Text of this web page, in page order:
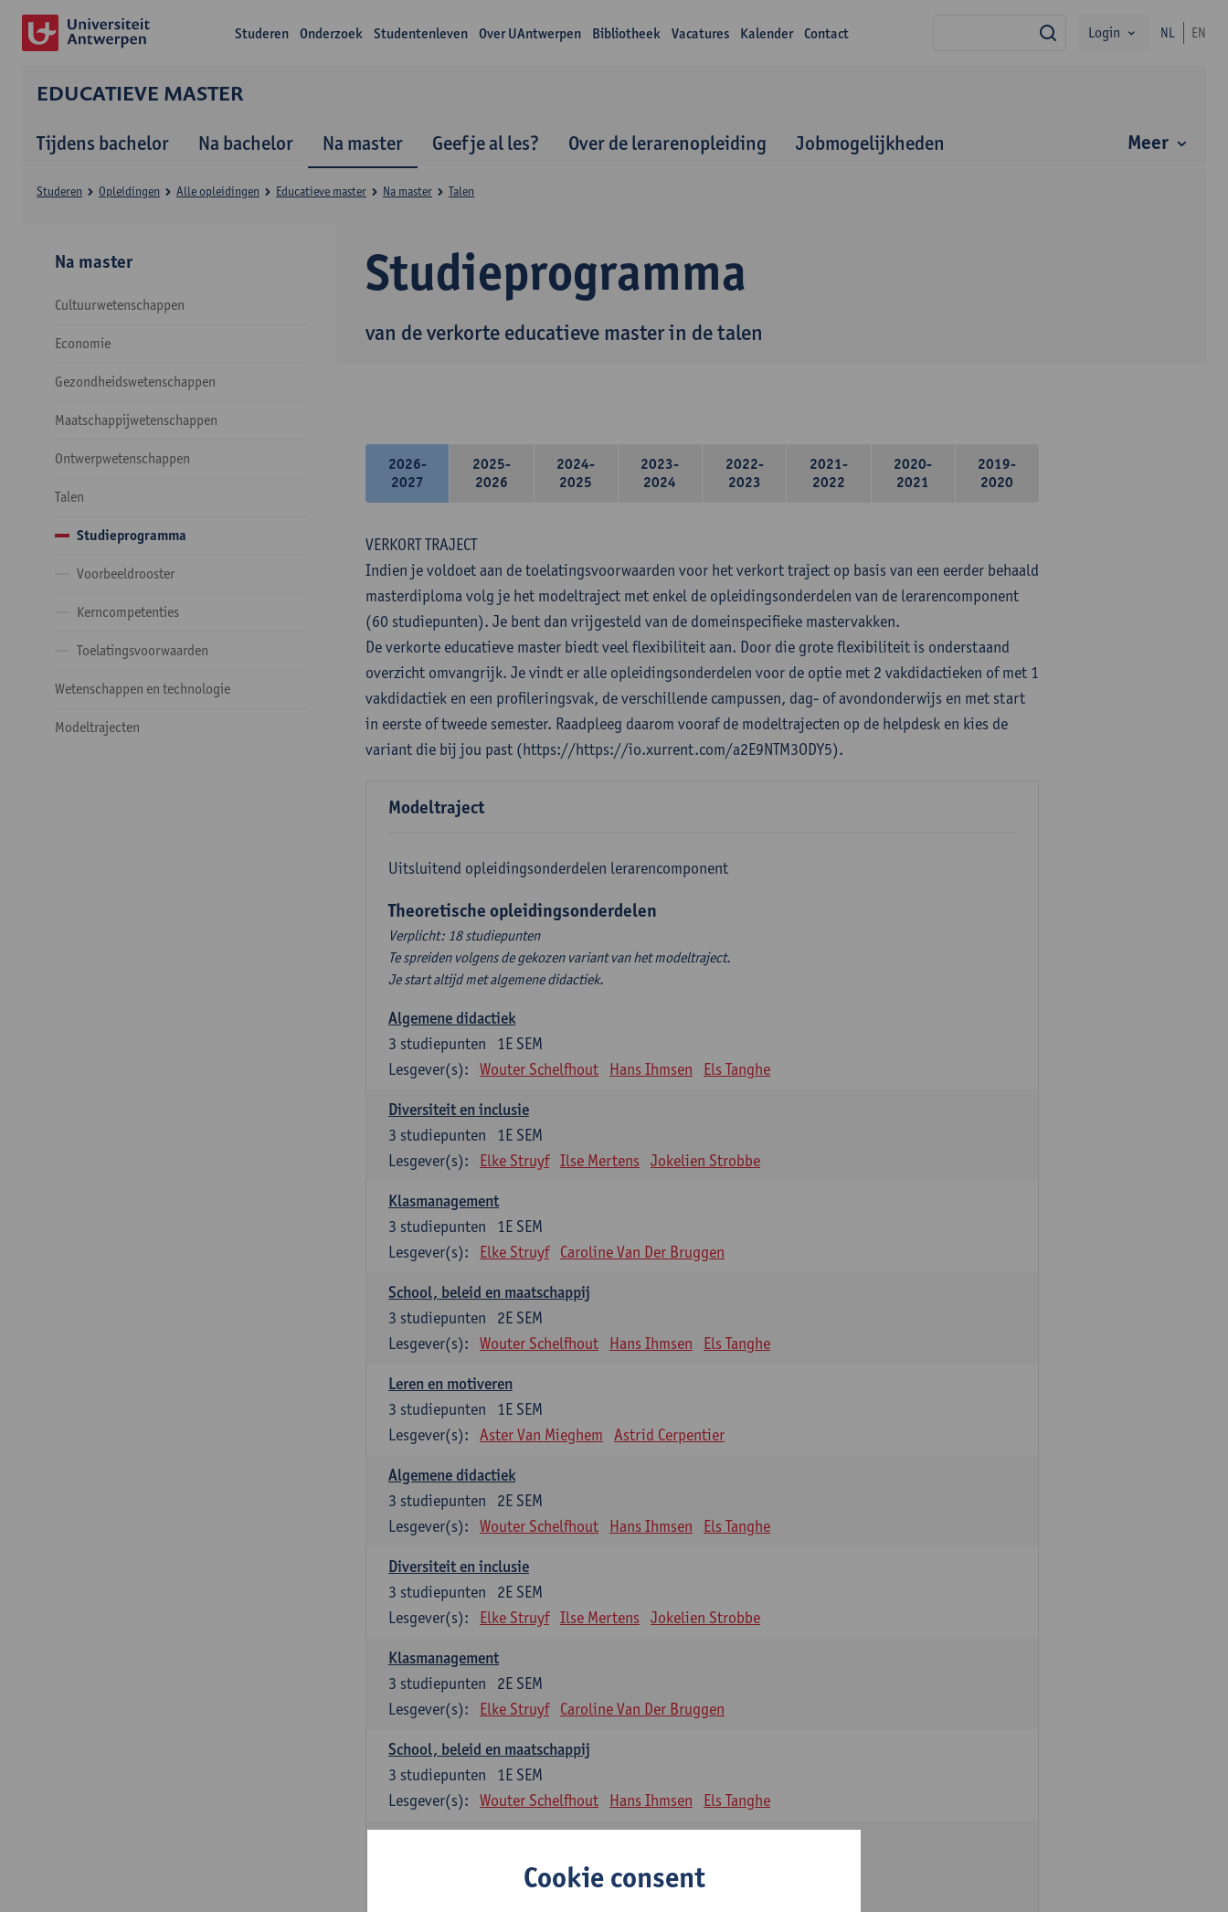
Studeren Onderzoek Studentenleven Over UAntwerpen Bibliotheek Vacatures Kalender Contact zoekLogin NL EN
EDUCATIEVE MASTER
Tijdens bachelor Na bachelor Na master Geef je al les? Over de lerarenopleiding Jobmogelijkheden Meer
Studieprogramma
van de verkorte educatieve master in de talen
Studeren Opleidingen Alle opleidingen Educatieve master Na master Talen
Na master
Cultuurwetenschappen
Economie
Gezondheidswetenschappen
Maatschappijwetenschappen
Ontwerpwetenschappen
Talen
Studieprogramma
Voorbeeldrooster
Kerncompetenties
Toelatingsvoorwaarden
Wetenschappen en technologie
Modeltrajecten
2026-
2027
2025-
2026
2024-
2025
2023-
2024
2022-
2023
2021-
2022
2020-
2021
2019-
2020
VERKORT TRAJECT
Indien je voldoet aan de toelatingsvoorwaarden voor het verkort traject op basis van een eerder behaald
masterdiploma volg je het modeltraject met enkel de opleidingsonderdelen van de lerarencomponent
(60 studiepunten). Je bent dan vrijgesteld van de domeinspecifieke mastervakken.
De verkorte educatieve master biedt veel flexibiliteit aan. Door die grote flexibiliteit is onderstaand
overzicht omvangrijk. Je vindt er alle opleidingsonderdelen voor de optie met 2 vakdidactieken of met 1
vakdidactiek en een profileringsvak, de verschillende campussen, dag- of avondonderwijs en met start
in eerste of tweede semester. Raadpleeg daarom vooraf de modeltrajecten op de helpdesk en kies de
variant die bij jou past (https://https://io.xurrent.com/a2E9NTM3ODY5).
Modeltraject
Uitsluitend opleidingsonderdelen lerarencomponent
Theoretische opleidingsonderdelen
Verplicht: 18 studiepunten
Te spreiden volgens de gekozen variant van het modeltraject.
Je start altijd met algemene didactiek.
Algemene didactiek
1E SEM
3 studiepunten
Lesgever(s):
Wouter Schelfhout Hans Ihmsen Els Tanghe
Diversiteit en inclusie
1E SEM
3 studiepunten
Lesgever(s):
Elke Struyf Ilse Mertens Jokelien Strobbe
Klasmanagement
1E SEM
3 studiepunten
Lesgever(s):
Elke Struyf Caroline Van Der Bruggen
School, beleid en maatschappij
2E SEM
3 studiepunten
Lesgever(s):
Wouter Schelfhout Hans Ihmsen Els Tanghe
Leren en motiveren
1E SEM
3 studiepunten
Lesgever(s):
Aster Van Mieghem Astrid Cerpentier
Algemene didactiek
2E SEM
3 studiepunten
Lesgever(s):
Wouter Schelfhout Hans Ihmsen Els Tanghe
Diversiteit en inclusie
2E SEM
3 studiepunten
Lesgever(s):
Elke Struyf Ilse Mertens Jokelien Strobbe
Klasmanagement
2E SEM
3 studiepunten
Lesgever(s):
Elke Struyf Caroline Van Der Bruggen
School, beleid en maatschappij
1E SEM
3 studiepunten
Lesgever(s):
Wouter Schelfhout Hans Ihmsen Els Tanghe
2E SEM
Aster Van Mieghem Astrid Cerpentier
Cookie consent